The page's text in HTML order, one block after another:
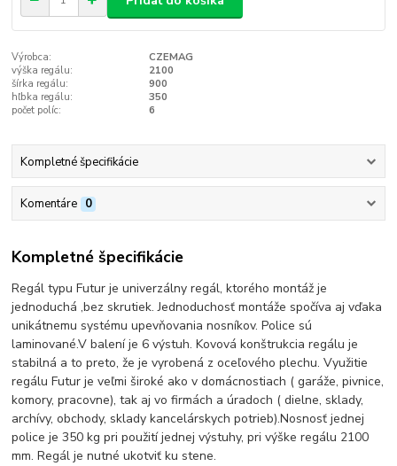
Výrobca:
CZEMAG
výška regálu:
2100
šírka regálu:
900
hľbka regálu:
350
počet políc:
6
Kompletné špecifikácie
Komentáre 0
Kompletné špecifikácie
Regál typu Futur je univerzálny regál, ktorého montáž je
jednoduchá ,bez skrutiek. Jednoduchosť montáže spočíva aj vďaka
unikátnemu systému upevňovania nosníkov. Police sú
laminované.V balení je 6 výstuh. Kovová konštrukcia regálu je
stabilná a to preto, že je vyrobená z oceľového plechu. Využitie
regálu Futur je veľmi široké ako v domácnostiach ( garáže, pivnice,
komory, pracovne), tak aj vo firmách a úradoch ( dielne, sklady,
archívy, obchody, sklady kancelárskych potrieb).Nosnosť jednej
police je 350 kg pri použití jednej výstuhy, pri výške regálu 2100
mm. Regál je nutné ukotviť ku stene.